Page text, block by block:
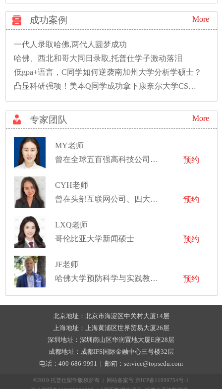
成功案例 More
一代人录取哈佛,两代人圆梦成功
哈佛、西北和哥大同日录取,托普仕学子激动落泪
低gpa+语言，C同学如何逆袭南加州大学分析学硕士？
凸显科研强项！美本Q同学成功拿下康奈尔大学CS硕士录取！
专家团队 More
MY老师
曾在全球五百强高科技公司的美国加州硅谷总部工作
预约
CYH老师
曾在头部互联网公司、四大实习，有丰富的数据分析、商业分析经验
预约
LXQ老师
哥伦比亚大学新闻硕士
预约
JF老师
哈佛大学预防科学与实践教育学硕士、罗格斯大学心理学学士
预约
北京地址：北京市海淀区中关村大厦14层
上海地址：上海黄浦区世界贸易大厦26层
深圳地址：深圳南山区华润置地大厦E座28层
成都地址：成都IFS国际金融中心三号楼32层
电话：400-686-9991 | 邮箱：service@topsedu.com
©2019 托普仕留学版权所有 | 网站备案号 京ICP备11009754号-1